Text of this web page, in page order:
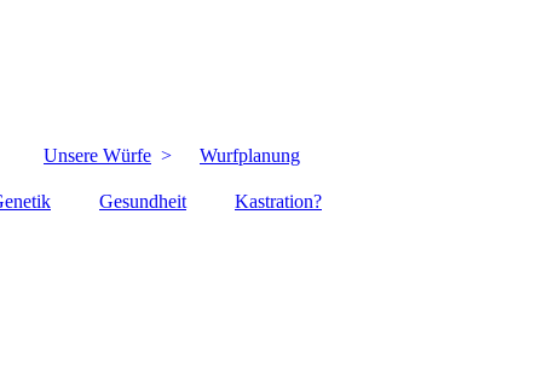
Unsere Würfe Wurfplanung
Gesundheit Kastration?